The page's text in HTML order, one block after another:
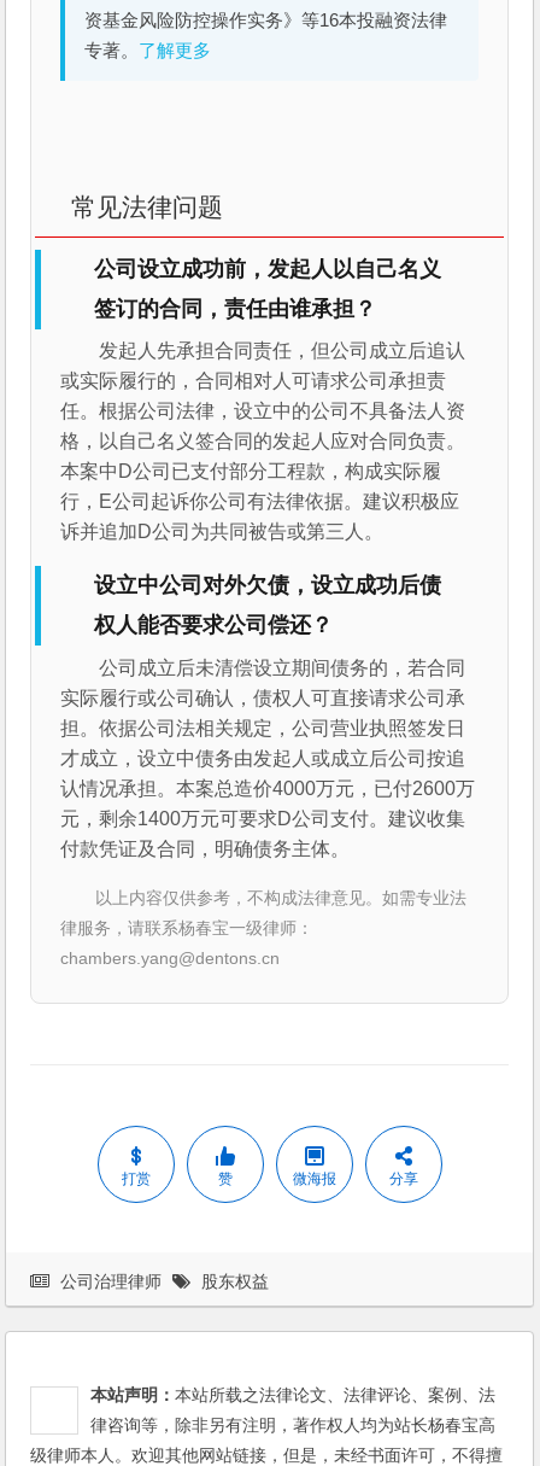
资基金风险防控操作实务》等16本投融资法律
专著。 了解更多
常见法律问题
公司设立成功前，发起人以自己名义
签订的合同，责任由谁承担？
发起人先承担合同责任，但公司成立后追认
或实际履行的，合同相对人可请求公司承担责
任。根据公司法律，设立中的公司不具备法人资
格，以自己名义签合同的发起人应对合同负责。
本案中D公司已支付部分工程款，构成实际履
行，E公司起诉你公司有法律依据。建议积极应
诉并追加D公司为共同被告或第三人。
设立中公司对外欠债，设立成功后债
权人能否要求公司偿还？
公司成立后未清偿设立期间债务的，若合同
实际履行或公司确认，债权人可直接请求公司承
担。依据公司法相关规定，公司营业执照签发日
才成立，设立中债务由发起人或成立后公司按追
认情况承担。本案总造价4000万元，已付2600万
元，剩余1400万元可要求D公司支付。建议收集
付款凭证及合同，明确债务主体。
以上内容仅供参考，不构成法律意见。如需专业法
律服务，请联系杨春宝一级律师：
chambers.yang@dentons.cn
打赏 赞 微海报 分享
公司治理律师 股东权益
本站声明：本站所载之法律论文、法律评论、案例、法
律咨询等，除非另有注明，著作权人均为站长杨春宝高
级律师本人。欢迎其他网站链接，但是，未经书面许可，不得擅